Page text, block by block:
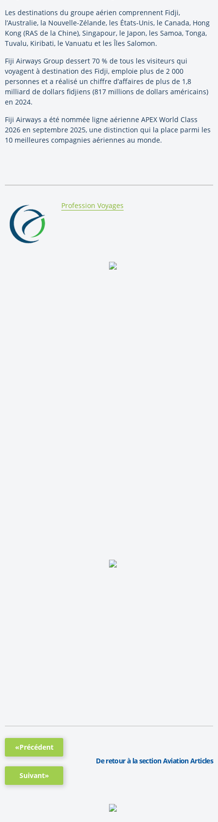
Les destinations du groupe aérien comprennent Fidji,
l’Australie, la Nouvelle-Zélande, les États-Unis, le Canada, Hong
Kong (RAS de la Chine), Singapour, le Japon, les Samoa, Tonga,
Tuvalu, Kiribati, le Vanuatu et les Îles Salomon.
Fiji Airways Group dessert 70 % de tous les visiteurs qui
voyagent à destination des Fidji, emploie plus de 2 000
personnes et a réalisé un chiffre d’affaires de plus de 1,8
milliard de dollars fidjiens (817 millions de dollars américains)
en 2024.
Fiji Airways a été nommée ligne aérienne APEX World Class
2026 en septembre 2025, une distinction qui la place parmi les
10 meilleures compagnies aériennes au monde.
By:
Profession Voyages
«Précédent
Suivant»
De retour à la section Aviation Articles